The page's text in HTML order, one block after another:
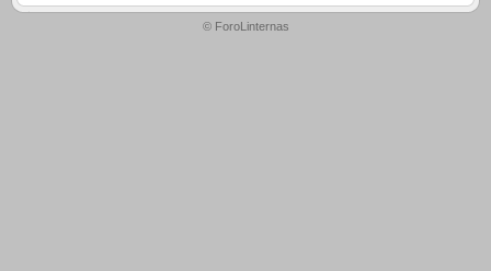
.
© ForoLinternas